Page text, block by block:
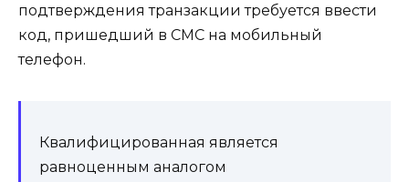
подтверждения транзакции требуется ввести
код, пришедший в СМС на мобильный
телефон.
Квалифицированная является
равноценным аналогом